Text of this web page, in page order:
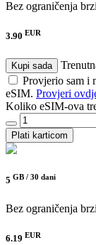
Bez ograničenja
3.90 EUR
Kupi sada
Provjerio sam i
eSIM. Provjeri
Koliko eSIM-ova
Plati karticom
5 GB / 30 dani
Bez ograničenja
6.19 EUR